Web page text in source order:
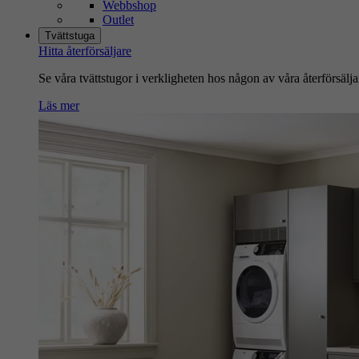
Webbshop
Outlet
Tvättstuga
Hitta återförsäljare
Se våra tvättstugor i verkligheten hos någon av våra
Läs mer